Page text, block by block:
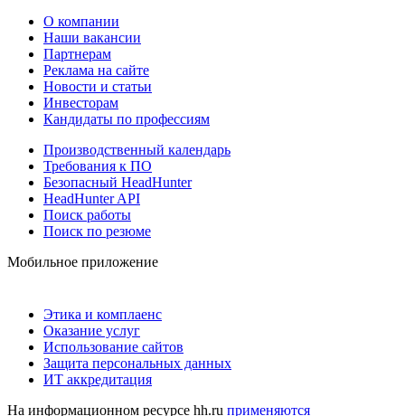
О компании
Наши вакансии
Партнерам
Реклама на сайте
Новости и статьи
Инвесторам
Кандидаты по профессиям
Производственный календарь
Требования к ПО
Безопасный HeadHunter
HeadHunter API
Поиск работы
Поиск по резюме
Мобильное приложение
Этика и комплаенс
Оказание услуг
Использование сайтов
Защита персональных данных
ИТ аккредитация
На информационном ресурсе hh.ru применяются